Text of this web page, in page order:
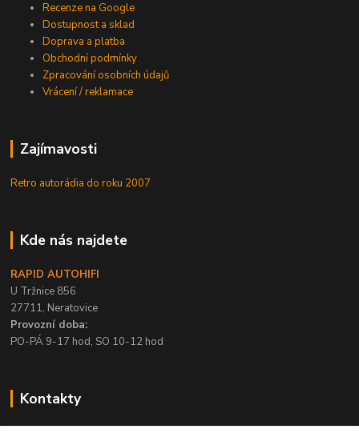
Recenze na Google
Dostupnost a sklad
Doprava a platba
Obchodní podmínky
Zpracování osobních údajů
Vrácení / reklamace
Zajímavosti
Retro autorádia do roku 2007
Kde nás najdete
RAPID AUTOHIFI
U Tržnice 856
27711, Neratovice
Provozní doba:
PO-PÁ 9-17 hod, SO 10-12 hod
Kontakty